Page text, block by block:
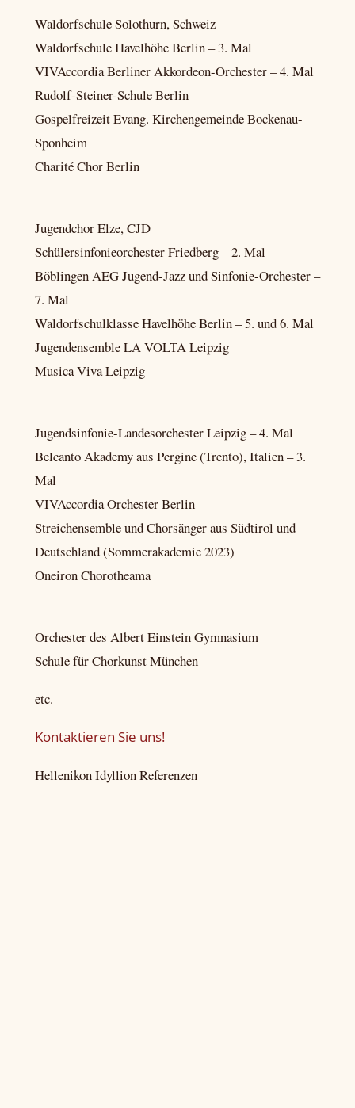
Waldorfschule Solothurn, Schweiz
Waldorfschule Havelhöhe Berlin – 3. Mal
VIVAccordia Berliner Akkordeon-Orchester – 4. Mal
Rudolf-Steiner-Schule Berlin
Gospelfreizeit Evang. Kirchengemeinde Bockenau-
Sponheim
Charité Chor Berlin
Jugendchor Elze, CJD
Schülersinfonieorchester Friedberg – 2. Mal
Böblingen AEG Jugend-Jazz und Sinfonie-Orchester –
7. Mal
Waldorfschulklasse Havelhöhe Berlin – 5. und 6. Mal
Jugendensemble LA VOLTA Leipzig
Musica Viva Leipzig
Jugendsinfonie-Landesorchester Leipzig – 4. Mal
Belcanto Akademy aus Pergine (Trento), Italien – 3.
Mal
VIVAccordia Orchester Berlin
Streichensemble und Chorsänger aus Südtirol und
Deutschland (Sommerakademie 2023)
Oneiron Chorotheama
Orchester des Albert Einstein Gymnasium
Schule für Chorkunst München
etc.
Kontaktieren Sie uns!
Hellenikon Idyllion Referenzen